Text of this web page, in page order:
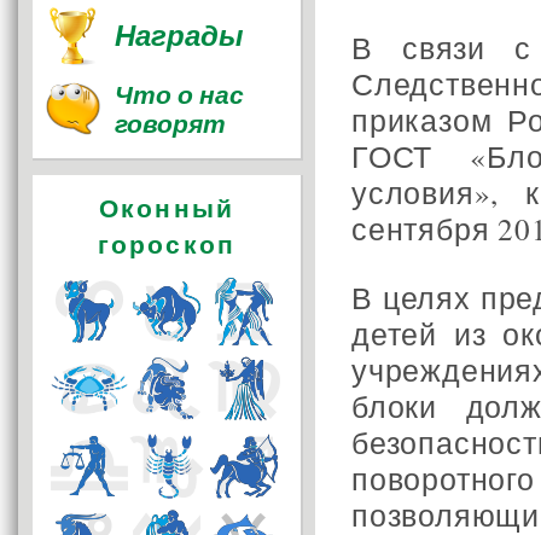
В связи с
приказом
ГОСТ
условия»,
сентября
В целях
детей из
блоки
Награды
Что о нас
говорят
Оконный
гороскоп